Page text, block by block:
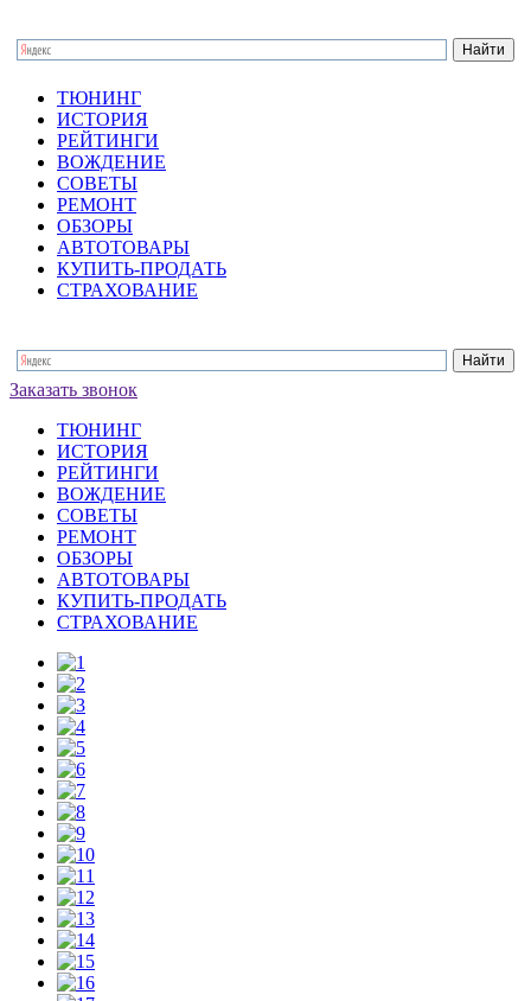
ТЮНИНГ
ИСТОРИЯ
РЕЙТИНГИ
ВОЖДЕНИЕ
СОВЕТЫ
РЕМОНТ
ОБЗОРЫ
АВТОТОВАРЫ
КУПИТЬ-ПРОДАТЬ
СТРАХОВАНИЕ
Заказать звонок
ТЮНИНГ
ИСТОРИЯ
РЕЙТИНГИ
ВОЖДЕНИЕ
СОВЕТЫ
РЕМОНТ
ОБЗОРЫ
АВТОТОВАРЫ
КУПИТЬ-ПРОДАТЬ
СТРАХОВАНИЕ